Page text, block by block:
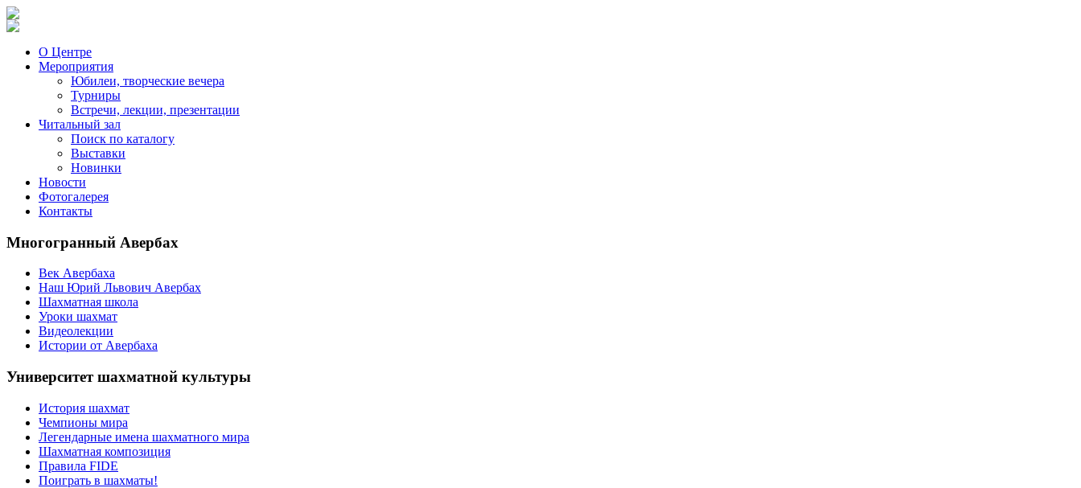
О Центре
Мероприятия
Юбилеи, творческие вечера
Турниры
Встречи, лекции, презентации
Читальный зал
Поиск по каталогу
Выставки
Новинки
Новости
Фотогалерея
Контакты
Многогранный Авербах
Век Авербаха
Наш Юрий Львович Авербах
Шахматная школа
Уроки шахмат
Видеолекции
Истории от Авербаха
Университет шахматной культуры
История шахмат
Чемпионы мира
Легендарные имена шахматного мира
Шахматная композиция
Правила FIDE
Поиграть в шахматы!